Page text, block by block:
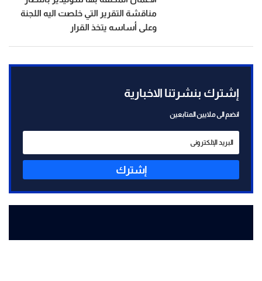
مناقشة التقرير التي خلصت اليه اللجنة
وعلى أساسه يتخذ القرار
إشترك بنشرتنا الاخبارية
انضم الى ملايين المتابعين
إشترك